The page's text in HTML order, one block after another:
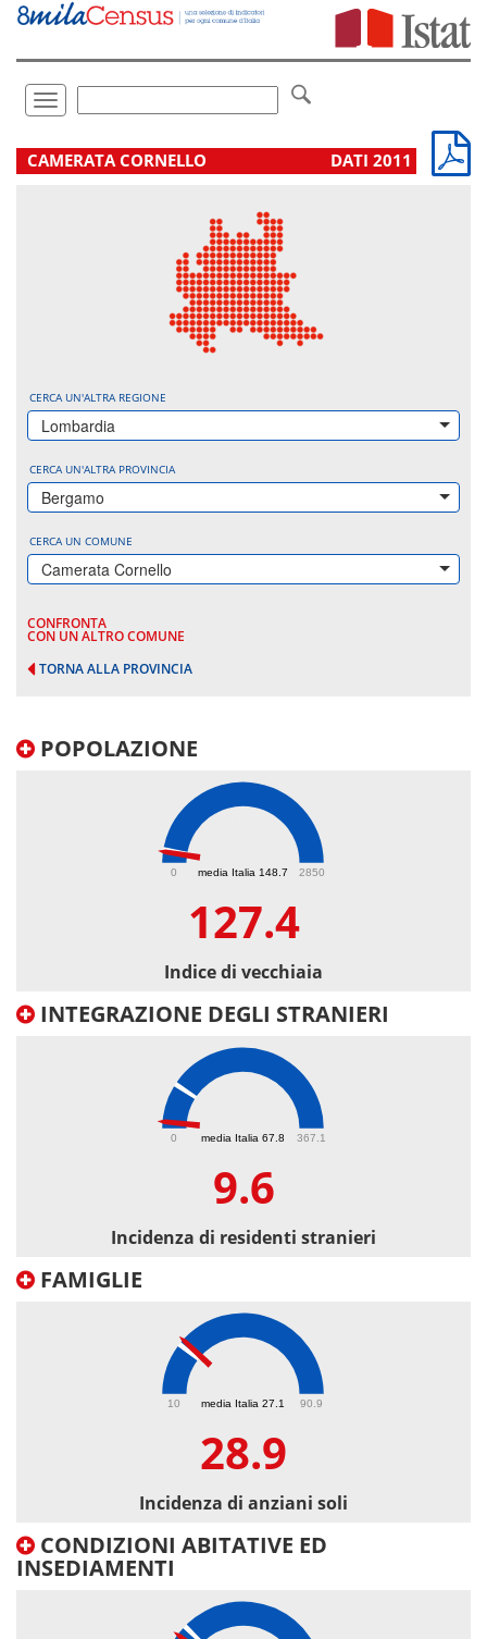
Vai
direttamente
Toggle
navigation
.
CAMERATA CORNELLO DATI 2011
CERCA UN'ALTRA REGIONE
Lombardia
CERCA UN'ALTRA PROVINCIA
Bergamo
CERCA UN COMUNE
Camerata Cornello
CONFRONTA
CON UN ALTRO COMUNE
TORNA ALLA PROVINCIA
POPOLAZIONE
media Italia 148.7
0 2850
127.4
Indice di vecchiaia
INTEGRAZIONE DEGLI STRANIERI
media Italia 67.8
0 367.1
9.6
Incidenza di residenti stranieri
FAMIGLIE
media Italia 27.1
10 90.9
28.9
Incidenza di anziani soli
CONDIZIONI ABITATIVE ED
INSEDIAMENTI